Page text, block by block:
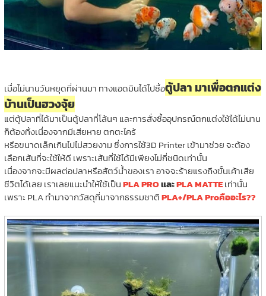
เมื่อไม่นานวันหยุดที่ผ่านมา ทางแอดมินได้ไปซื้อตู้ปลา มาเพื่อตกแต่ง
บ้านเป็นฮวงจุ้ย
แต่ตู้ปลาที่ได้มาเป็นตู้ปลาที่โล้นๆ และการสั่งซื้ออุปกรณ์ตกแต่งใช้ได้ไม่นาน
ก็ต้องทิ้งเนื่องจากมีเสียหาย ตกตะไคร้
หรือขนาดเล็กเกินไปไม่สวยงาม ซึ่งการใช้3D Printer เข้ามาช่วย จะต้อง
เลือกเส้นที่จะใช้ให้ดี เพราะเส้นที่ใช้ได้มีเพียงไม่กี่ชนิดเท่านั้น
เนื่องจากจะมีผลต่อปลาหรือสัตว์น้ำของเรา อาจจะร้ายแรงถึงขั้นเค้าเสีย
ชีวิตได้เลย เราเลยแนะนำให้ใช้เป็นPLA PROและPLA MATTEเท่านั้น
เพราะ PLA ทำมาจากวัสดุที่มาจากธรรมชาติPLA+/PLA Proคืออะไร??